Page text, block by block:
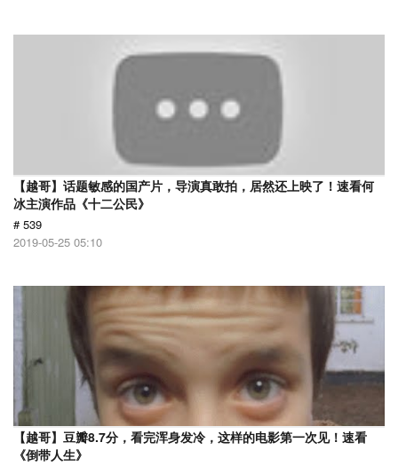
【越哥】话题敏感的国产片，导演真敢拍，居然还上映了！速看何
冰主演作品《十二公民》
# 539
2019-05-25 05:10
【越哥】豆瓣8.7分，看完浑身发冷，这样的电影第一次见！速看
《倒带人生》